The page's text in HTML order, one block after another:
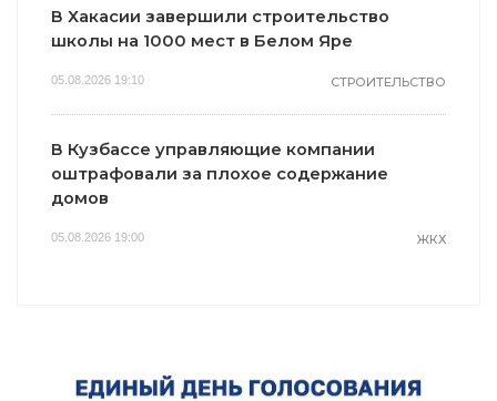
В Хакасии завершили строительство
школы на 1000 мест в Белом Яре
05.08.2026 19:10 СТРОИТЕЛЬСТВО
В Кузбассе управляющие компании
оштрафовали за плохое содержание
домов
05.08.2026 19:00 ЖКХ